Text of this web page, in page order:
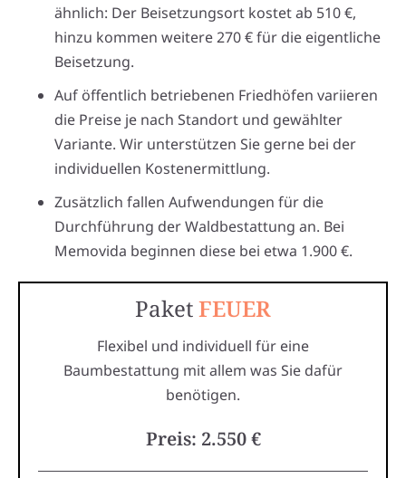
ähnlich: Der Beisetzungsort kostet ab 510 €,
hinzu kommen weitere 270 € für die eigentliche
Beisetzung.
Auf öffentlich betriebenen Friedhöfen variieren
die Preise je nach Standort und gewählter
Variante. Wir unterstützen Sie gerne bei der
individuellen Kostenermittlung.
Zusätzlich fallen Aufwendungen für die
Durchführung der Waldbestattung an. Bei
Memovida beginnen diese bei etwa 1.900 €.
PaketFEUER
Flexibel und individuell für eine
Baumbestattung mit allem was Sie dafür
benötigen.
Preis: 2.550 €